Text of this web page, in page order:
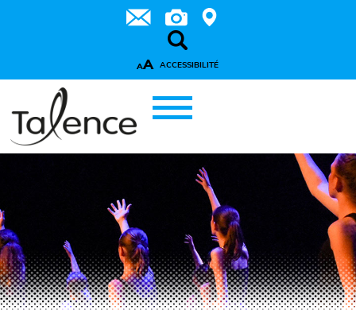
AA ACCESSIBILITÉ